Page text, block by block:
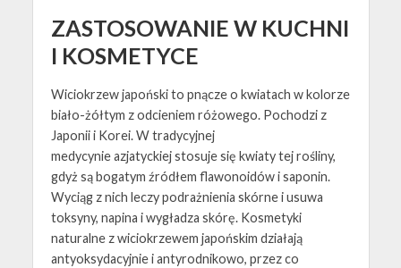
ZASTOSOWANIE W KUCHNI
I KOSMETYCE
Wiciokrzew japoński to pnącze o kwiatach w kolorze
biało-żółtym z odcieniem różowego. Pochodzi z
Japonii i Korei. W tradycyjnej
medycynie azjatyckiej stosuje się kwiaty tej rośliny,
gdyż są bogatym źródłem flawonoidów i saponin.
Wyciąg z nich leczy podrażnienia skórne i usuwa
toksyny, napina i wygładza skórę. Kosmetyki
naturalne z wiciokrzewem japońskim działają
antyoksydacyjnie i antyrodnikowo, przez co